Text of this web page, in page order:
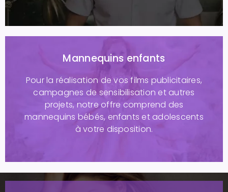
Mannequins enfants
Pour la réalisation de vos films publicitaires,
campagnes de sensibilisation et autres
projets, notre offre comprend des
mannequins bébés, enfants et adolescents
à votre disposition.